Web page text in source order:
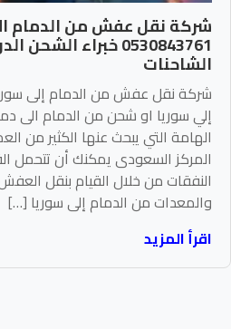
شركة نقل عفش من الدمام
0530843761 خبراء
الشاحنات
شركة نقل عفش من الدمام إلى
إلي سوريا او شحن من الدمام الى
الهامة التي يبحث عنها الكثير من
المركز السعودى يمكنك أن تتحمل
النفقات من خلال القيام بنقل
والمعدات من الدمام إلى سوريا […]
اقرأ المزيد